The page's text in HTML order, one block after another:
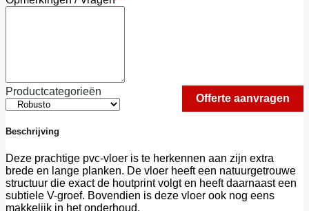
Productcategorieën
Beschrijving
Deze prachtige pvc-vloer is te herkennen aan zijn extra
brede en lange planken. De vloer heeft een natuurgetrouwe
structuur die exact de houtprint volgt en heeft daarnaast een
subtiele V-groef. Bovendien is deze vloer ook nog eens
makkelijk in het onderhoud.